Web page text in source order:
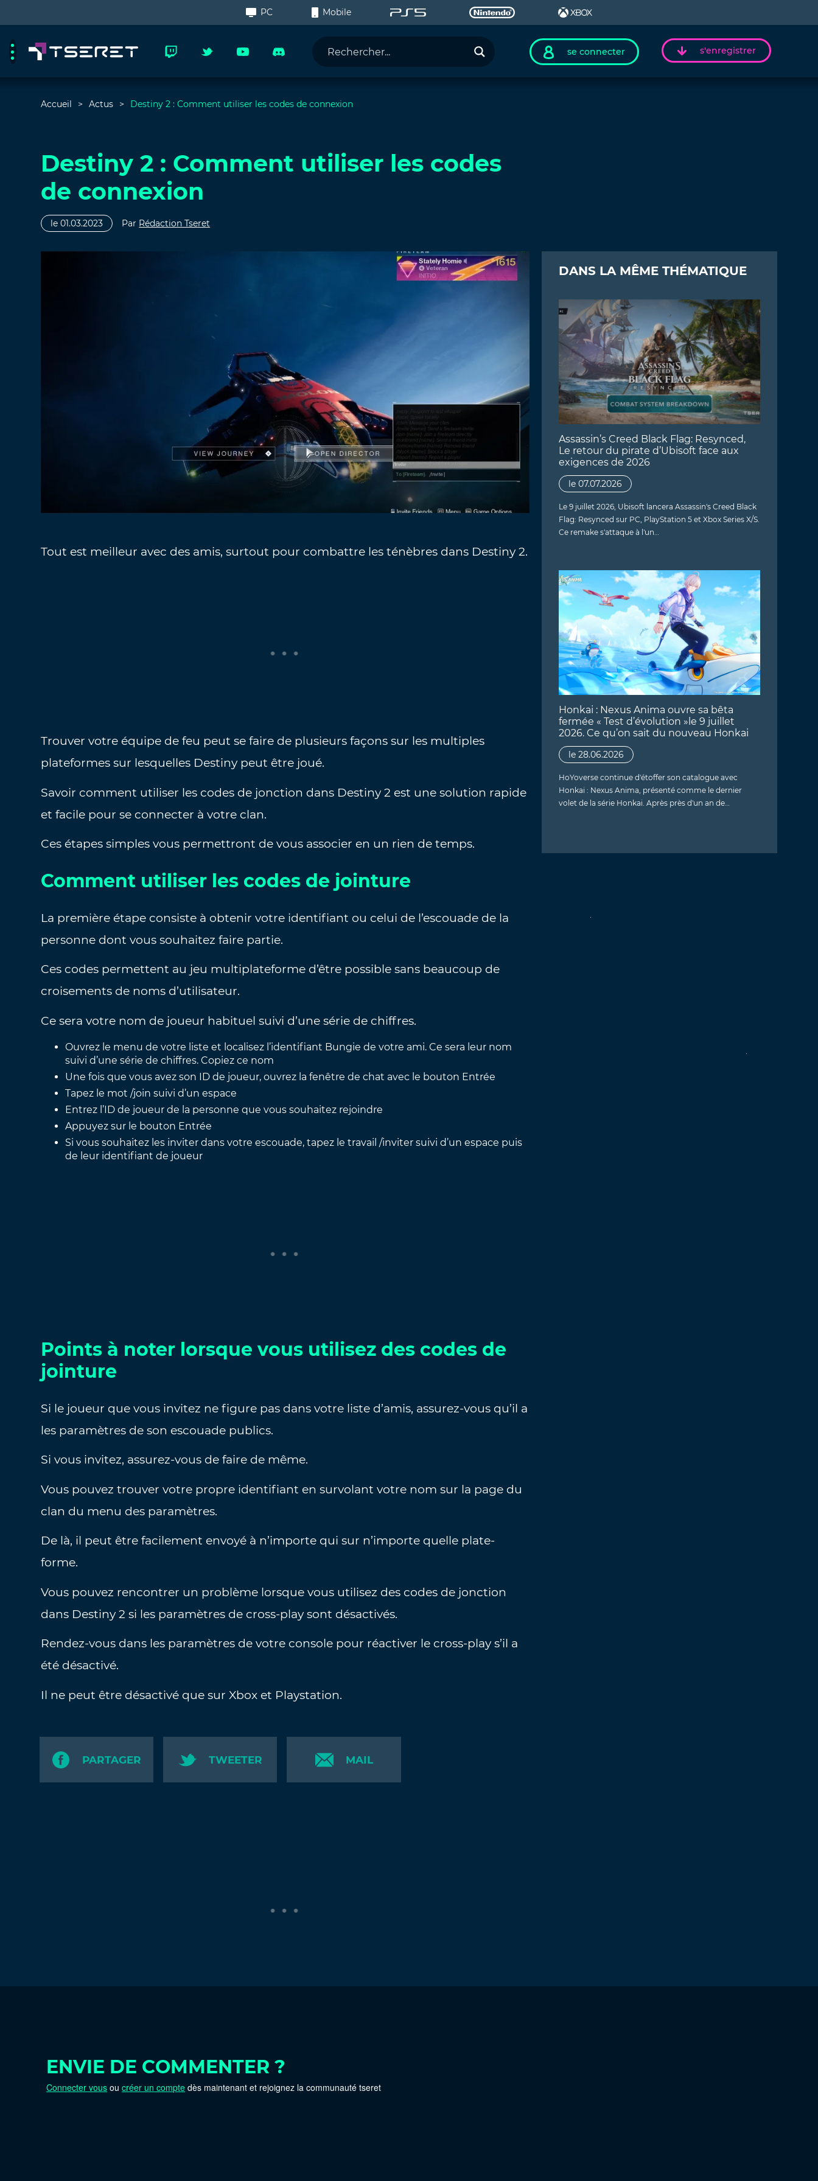
PC Mobile
se connecter s'enregistrer
Accueil Actus Destiny 2 : Comment utiliser les codes de connexion
Destiny 2 : Comment utiliser les codes
de connexion
le 01.03.2023 Par Rédaction Tseret
Tout est meilleur avec des amis, surtout pour combattre les ténèbres dans Destiny 2.
Trouver votre équipe de feu peut se faire de plusieurs façons sur les multiples
plateformes sur lesquelles Destiny peut être joué.
Savoir comment utiliser les codes de jonction dans Destiny 2 est une solution rapide
et facile pour se connecter à votre clan.
Ces étapes simples vous permettront de vous associer en un rien de temps.
Comment utiliser les codes de jointure
La première étape consiste à obtenir votre identifiant ou celui de l’escouade de la
personne dont vous souhaitez faire partie.
Ces codes permettent au jeu multiplateforme d’être possible sans beaucoup de
croisements de noms d’utilisateur.
Ce sera votre nom de joueur habituel suivi d’une série de chiffres.
Ouvrez le menu de votre liste et localisez l’identifiant Bungie de votre ami. Ce sera leur nom
suivi d’une série de chiffres. Copiez ce nom
Une fois que vous avez son ID de joueur, ouvrez la fenêtre de chat avec le bouton Entrée
Tapez le mot /join suivi d’un espace
Entrez l’ID de joueur de la personne que vous souhaitez rejoindre
Appuyez sur le bouton Entrée
Si vous souhaitez les inviter dans votre escouade, tapez le travail /inviter suivi d’un espace puis
de leur identifiant de joueur
Points à noter lorsque vous utilisez des codes de
jointure
Si le joueur que vous invitez ne figure pas dans votre liste d’amis, assurez-vous qu’il a
les paramètres de son escouade publics.
Si vous invitez, assurez-vous de faire de même.
Vous pouvez trouver votre propre identifiant en survolant votre nom sur la page du
clan du menu des paramètres.
De là, il peut être facilement envoyé à n’importe qui sur n’importe quelle plate-
forme.
Vous pouvez rencontrer un problème lorsque vous utilisez des codes de jonction
dans Destiny 2 si les paramètres de cross-play sont désactivés.
Rendez-vous dans les paramètres de votre console pour réactiver le cross-play s’il a
été désactivé.
Il ne peut être désactivé que sur Xbox et Playstation.
PARTAGER TWEETER MAIL
DANS LA MÊME THÉMATIQUE
Assassin’s Creed Black Flag: Resynced,
Le retour du pirate d’Ubisoft face aux
exigences de 2026
le 07.07.2026
Le 9 juillet 2026, Ubisoft lancera Assassin's Creed Black
Flag: Resynced sur PC, PlayStation 5 et Xbox Series X/S.
Ce remake s'attaque à l'un…
Honkai : Nexus Anima ouvre sa bêta
fermée « Test d’évolution »le 9 juillet
2026. Ce qu’on sait du nouveau Honkai
le 28.06.2026
HoYoverse continue d'étoffer son catalogue avec
Honkai : Nexus Anima, présenté comme le dernier
volet de la série Honkai. Après près d'un an de…
ENVIE DE COMMENTER ?
Connecter vous oucréer un compte dès maintenant et rejoignez la communauté tseret